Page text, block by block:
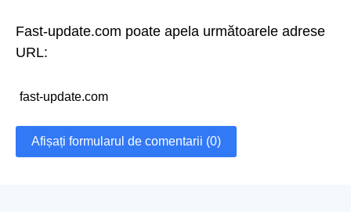
Fast-update.com poate apela următoarele adrese
URL:
fast-update.com
Afișați formularul de comentarii (0)